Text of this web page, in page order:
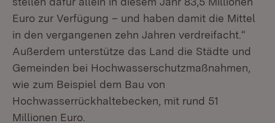
Euro zur Verfügung – und haben damit die Mittel
in den vergangenen zehn Jahren verdreifacht.“
Außerdem unterstütze das Land die Städte und
Gemeinden bei Hochwasserschutzmaßnahmen,
wie zum Beispiel dem Bau von
Hochwasserrückhaltebecken, mit rund 51
Millionen Euro.